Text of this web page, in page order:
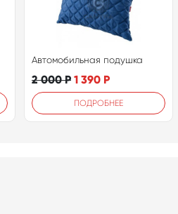
Автомобильная подушка
2 000Р 1 390 Р
ПОДРОБНЕЕ